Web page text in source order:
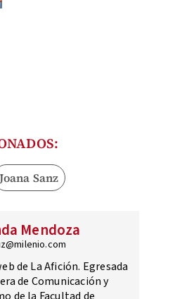
Joana Sanz
Mendoza
de La Afición. Egresada
de Comunicación y